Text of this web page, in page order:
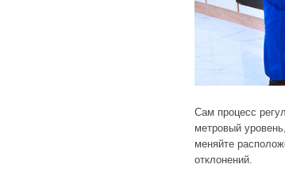
Сам процесс
метровый
меняйте
отклонений.